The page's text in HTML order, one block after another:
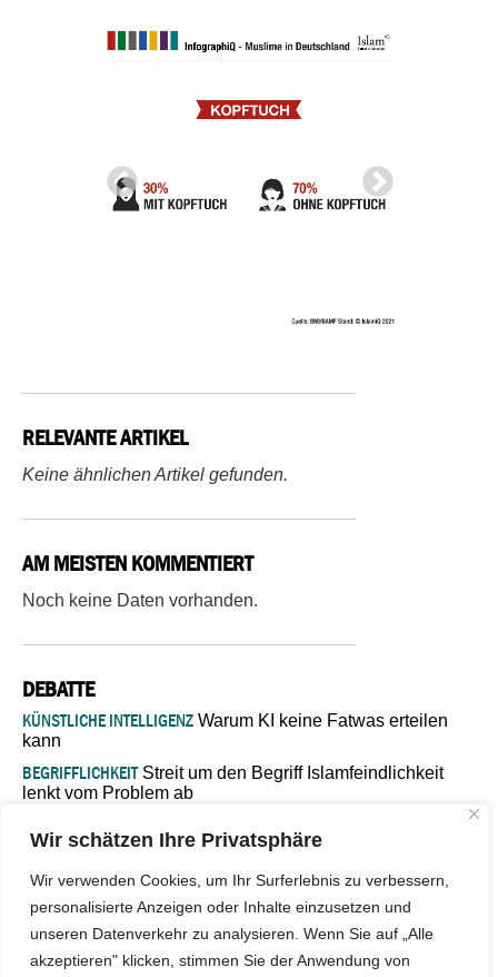
Wir schätzen Ihre Privatsphäre
Wir verwenden Cookies, um Ihr Surferlebnis zu verbessern,
personalisierte Anzeigen oder Inhalte einzusetzen und
unseren Datenverkehr zu analysieren. Wenn Sie auf „Alle
akzeptieren" klicken, stimmen Sie der Anwendung von
RELEVANTE ARTIKEL
Keine ähnlichen Artikel gefunden.
AM MEISTEN KOMMENTIERT
Noch keine Daten vorhanden.
DEBATTE
KÜNSTLICHE INTELLIGENZ Warum KI keine Fatwas erteilen
kann
BEGRIFFLICHKEITStreit um den Begriff Islamfeindlichkeit
lenkt vom Problem ab
Verantwortung bleibt“
ISLAMISCHE FAKULTÄT IN MÜNSTEREine kritische Schwelle für
die deutsche Religionspolitik
GASTBEITRAGWarum die muslimische Welt eine neue